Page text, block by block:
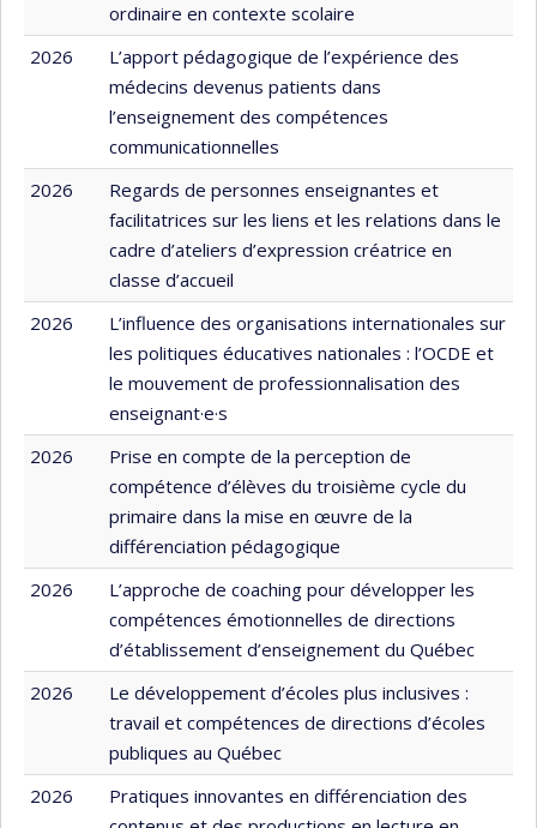
ordinaire en contexte scolaire
2026
L’apport pédagogique de l’expérience des
médecins devenus patients dans
l’enseignement des compétences
communicationnelles
2026
Regards de personnes enseignantes et
facilitatrices sur les liens et les relations dans le
cadre d’ateliers d’expression créatrice en
classe d’accueil
2026
L’influence des organisations internationales sur
les politiques éducatives nationales : l’OCDE et
le mouvement de professionnalisation des
enseignant·e·s
2026
Prise en compte de la perception de
compétence d’élèves du troisième cycle du
primaire dans la mise en œuvre de la
différenciation pédagogique
2026
L’approche de coaching pour développer les
compétences émotionnelles de directions
d’établissement d’enseignement du Québec
2026
Le développement d’écoles plus inclusives :
travail et compétences de directions d’écoles
publiques au Québec
2026
Pratiques innovantes en différenciation des